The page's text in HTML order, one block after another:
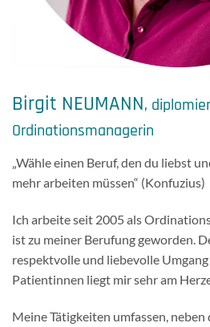
Birgit NEUMANN,
Ordinationsmanagerin
„Wähle einen Beruf, den du liebst
mehr arbeiten müssen“ (Konfuzius)
Ich arbeite seit 2005 als
ist zu meiner Berufung geworden.
respektvolle und liebevolle
Patientinnen liegt mir sehr am
Meine Tätigkeiten umfassen,